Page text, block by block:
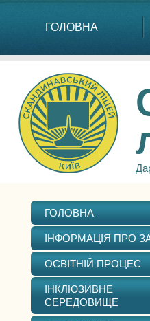
ГОЛОВНА
ГОЛОВНА
ІНФОРМАЦІЯ ПРО
ОСВІТНІЙ ПРОЦЕС
ІНКЛЮЗИВНЕ
СЕРЕДОВИЩЕ